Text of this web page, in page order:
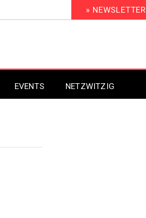
» NEWSLETTER
EVENTS NETZWITZIG